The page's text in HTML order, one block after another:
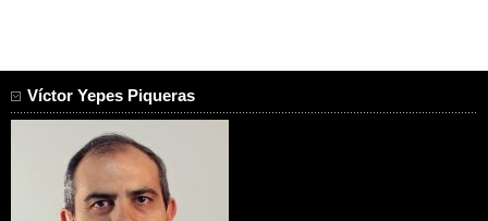
Víctor Yepes Piqueras